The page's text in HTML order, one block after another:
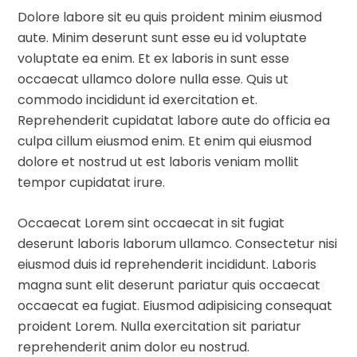
Dolore labore sit eu quis proident minim eiusmod
aute. Minim deserunt sunt esse eu id voluptate
voluptate ea enim. Et ex laboris in sunt esse
occaecat ullamco dolore nulla esse. Quis ut
commodo incididunt id exercitation et.
Reprehenderit cupidatat labore aute do officia ea
culpa cillum eiusmod enim. Et enim qui eiusmod
dolore et nostrud ut est laboris veniam mollit
tempor cupidatat irure.
Occaecat Lorem sint occaecat in sit fugiat
deserunt laboris laborum ullamco. Consectetur nisi
eiusmod duis id reprehenderit incididunt. Laboris
magna sunt elit deserunt pariatur quis occaecat
occaecat ea fugiat. Eiusmod adipisicing consequat
proident Lorem. Nulla exercitation sit pariatur
reprehenderit anim dolor eu nostrud.